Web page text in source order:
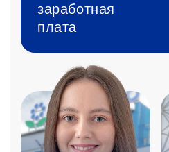
заработная
плата